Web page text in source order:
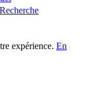
Recherche
expérience. En